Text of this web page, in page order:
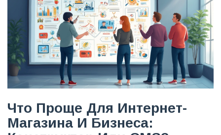
Что Проще Для Интернет-
Магазина И Бизнеса: